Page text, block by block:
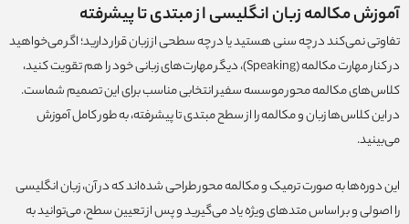
آموزش مکالمه زبان انگلیسی از مبتدی تا پیشرفته
تفاوتی نمی‌کند در چه سنی هستید یا در چه سطحی از زبان قرار دارید؛ اگر می‌خواهید
در کنار مهارت مکالمه (Speaking)، دیگر مهارت‌‌های زبانی خود را هم تقویت کنید،
کلاس‌های مکالمه‌ محور موسسه سفیر انتخابی مناسب برای این تصمیم شماست.
در این کلاس‌ها زبان و مکالمه را از سطح مبتدی تا پیشرفته، به طور کامل آموزش
می‌بینید.
این دوره‌ها به صورت ترمیک و مکالمه‌ محور طراحی شده‌اند که در آن، زبان انگلیسی
را اصولی و بر اساس متدهای ویژه یاد می‌گیرید و پس از تعیین سطح، می‌توانید به